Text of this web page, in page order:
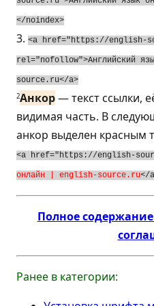
</noindex>
3. <a href="https://english-
rel="nofollow">Английский
source.ru</a>
2Анкор— текст ссылки,
видимая часть. В
анкор выделен красным
<a href="https://english-
онлайн | english-source.ru</
Полное
Ранее в категории: